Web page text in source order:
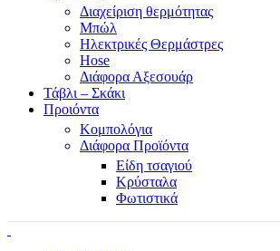
Διαχείριση θερμότητας
Μπώλ
Ηλεκτρικές Θερμάστρες
Hose
Διάφορα Αξεσουάρ
Τάβλι – Σκάκι
Προιόντα
Κομπολόγια
Διάφορα Προϊόντα
Είδη τσαγιού
Κρύσταλα
Φωτιστικά